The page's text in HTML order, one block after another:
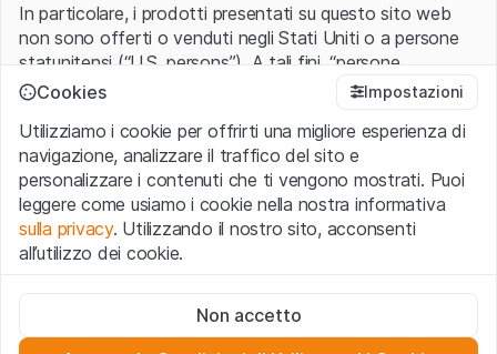
In particolare, i prodotti presentati su questo sito web
non sono offerti o venduti negli Stati Uniti o a persone
statunitensi (“U.S. persons”). A tali fini, “persone
statunitensi” vanno intese nel significato ad esse ascritto
1933 che include le persone residenti negli Stati Uniti
d’America, le società per azioni e le altre forme societarie
americane.
Condizioni di utilizzo e informazioni legali
Con l’accesso al sito web (di seguito, il “Sito”) si dichiara
avvertenze importanti e le condizioni di utilizzo ivi rese
Cookies Impostazioni
Utilizziamo i cookie per offrirti una migliore esperienza di
navigazione, analizzare il traffico del sito e
personalizzare i contenuti che ti vengono mostrati. Puoi
leggere come usiamo i cookie nella nostra informativa
sulla privacy. Utilizzando il nostro sito, acconsenti
all’utilizzo dei cookie.
Questi cookie sono necessari per il funzionamento del sito
web e non possono essere disattivati.
Non accetto